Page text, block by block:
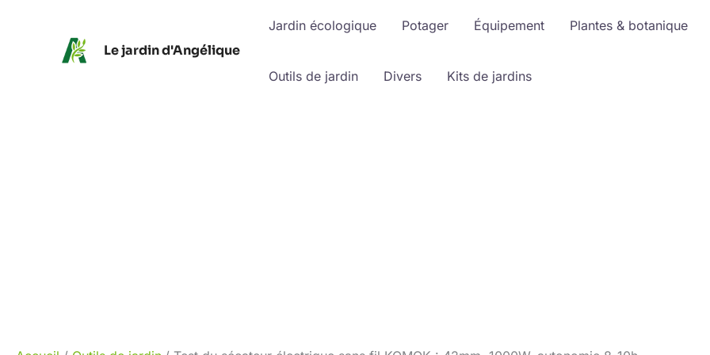
Le jardin d'Angélique
Jardin écologique Potager Équipement Plantes & botanique
Outils de jardin Divers Kits de jardins